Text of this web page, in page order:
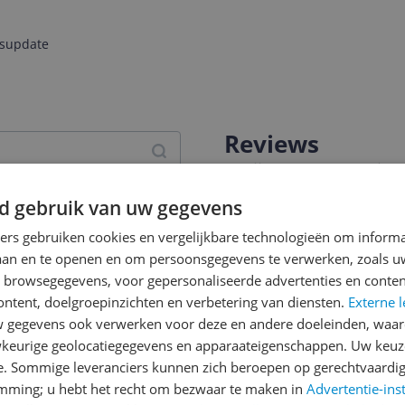
2.0 MIPS - Mat Wi
Reviews
Er zijn nog geen
Heb jij dit product in bezit
met het schrijven van je
een review gemiddeld
andere bezoekers een
€250,-!Klik hier voor de
Cijfer
Welk cijfer geef jij dit
gebruik van uw gegevens
gebruiken cookies en vergelijkbare technologieën om
en te openen en om persoonsgegevens te verwerken, zoals
voor gepersonaliseerde advertenties en
doelgroepinzichten en verbetering van diensten. Externe
gegevens ook verwerken voor deze en andere doeleinden,
geolocatiegegevens en apparaateigenschappen. Uw
Sommige leveranciers kunnen zich beroepen op
u hebt het recht om bezwaar te maken in Advertentie-